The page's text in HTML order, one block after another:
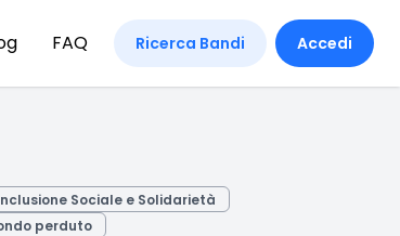
FAQ Ricerca Bandi Accedi
Sociale e Solidarietà
perduto